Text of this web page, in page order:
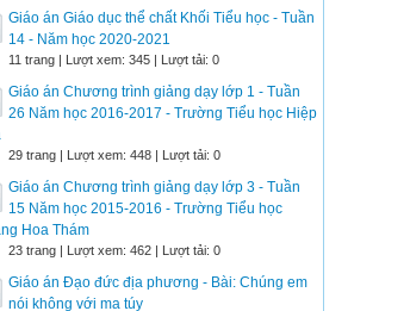
Giáo án Giáo dục thể chất Khối Tiểu học - Tuần
14 - Năm học 2020-2021
11 trang | Lượt xem: 345 | Lượt tải: 0
Giáo án Chương trình giảng dạy lớp 1 - Tuần
26 Năm học 2016-2017 - Trường Tiểu học Hiệp
29 trang | Lượt xem: 448 | Lượt tải: 0
Giáo án Chương trình giảng dạy lớp 3 - Tuần
15 Năm học 2015-2016 - Trường Tiểu học
Hoa Thám
23 trang | Lượt xem: 462 | Lượt tải: 0
Giáo án Đạo đức địa phương - Bài: Chúng em
nói không với ma túy